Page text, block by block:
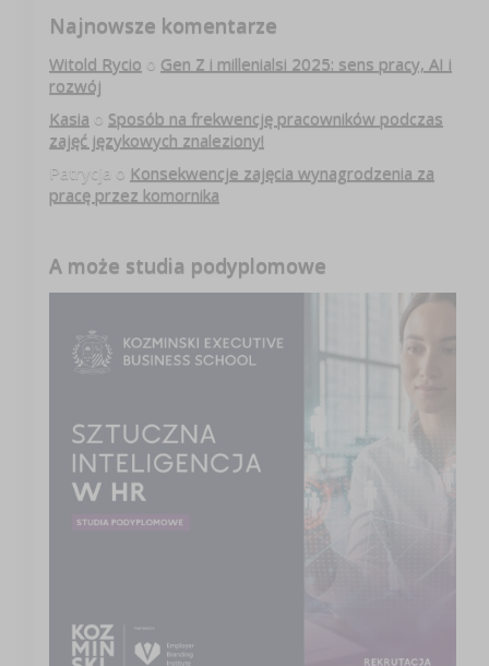
Najnowsze komentarze
Witold Rycio o Gen Z i millenialsi 2025: sens pracy, AI i
rozwój
Kasia o Sposób na frekwencję pracowników podczas
zajęć językowych znaleziony!
Patrycja o Konsekwencje zajęcia wynagrodzenia za
pracę przez komornika
A może studia podyplomowe